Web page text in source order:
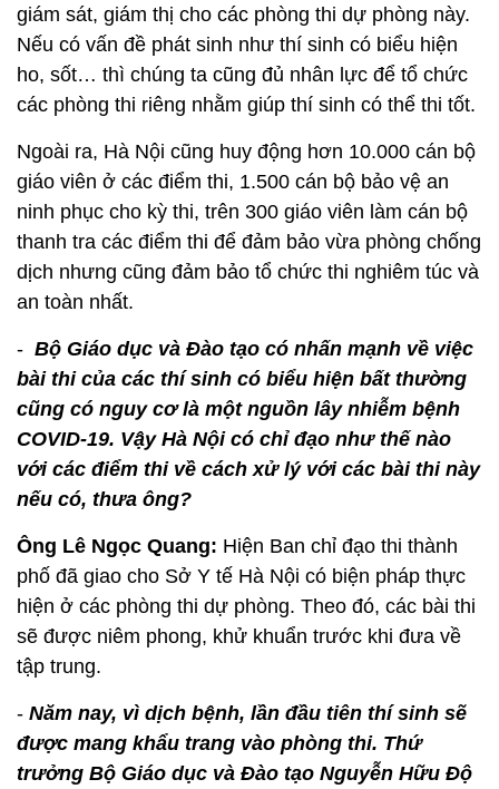
giám sát, giám thị cho các phòng thi dự phòng này.
Nếu có vấn đề phát sinh như thí sinh có biểu hiện
ho, sốt… thì chúng ta cũng đủ nhân lực để tổ chức
các phòng thi riêng nhằm giúp thí sinh có thể thi tốt.
Ngoài ra, Hà Nội cũng huy động hơn 10.000 cán bộ
giáo viên ở các điểm thi, 1.500 cán bộ bảo vệ an
ninh phục cho kỳ thi, trên 300 giáo viên làm cán bộ
thanh tra các điểm thi để đảm bảo vừa phòng chống
dịch nhưng cũng đảm bảo tổ chức thi nghiêm túc và
an toàn nhất.
- Bộ Giáo dục và Đào tạo có nhấn mạnh về việc
bài thi của các thí sinh có biểu hiện bất thường
cũng có nguy cơ là một nguồn lây nhiễm bệnh
COVID-19. Vậy Hà Nội có chỉ đạo như thế nào
với các điểm thi về cách xử lý với các bài thi này
nếu có, thưa ông?
Ông Lê Ngọc Quang: Hiện Ban chỉ đạo thi thành
phố đã giao cho Sở Y tế Hà Nội có biện pháp thực
hiện ở các phòng thi dự phòng. Theo đó, các bài thi
sẽ được niêm phong, khử khuẩn trước khi đưa về
tập trung.
- Năm nay, vì dịch bệnh, lần đầu tiên thí sinh sẽ
được mang khẩu trang vào phòng thi. Thứ
trưởng Bộ Giáo dục và Đào tạo Nguyễn Hữu Độ